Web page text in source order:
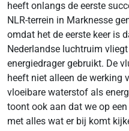
heeft onlangs de eerste
NLR-terrein in Marknesse
omdat het de eerste keer is
Nederlandse luchtruim
energiedrager gebruikt. De
heeft niet alleen de werking
vloeibare waterstof als
toont ook aan dat we op
met alles wat er bij komt